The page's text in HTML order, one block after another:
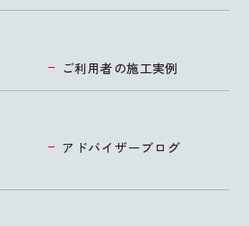
ご利用者の施工実例
アドバイザーブログ